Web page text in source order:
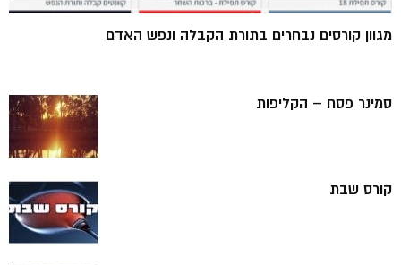
מגוון קורסים נבחרים בתורת הקבלה ונפש האדם
סמינר פסח – הקליפות
קורס שבת